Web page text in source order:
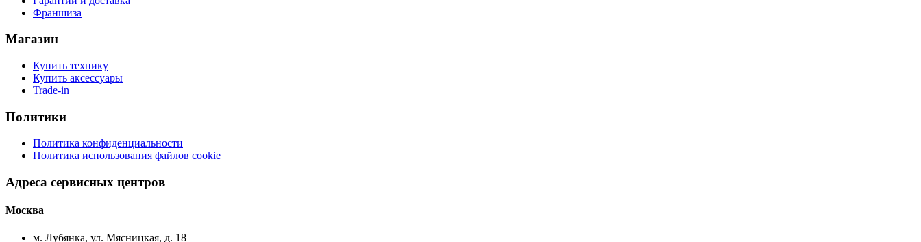
Франшиза
Магазин
Купить технику
Купить аксессуары
Trade-in
Политики
Политика конфиденциальности
Политика использования файлов cookie
Адреса сервисных центров
Москва
м. Лубянка, ул. Мясницкая, д. 18